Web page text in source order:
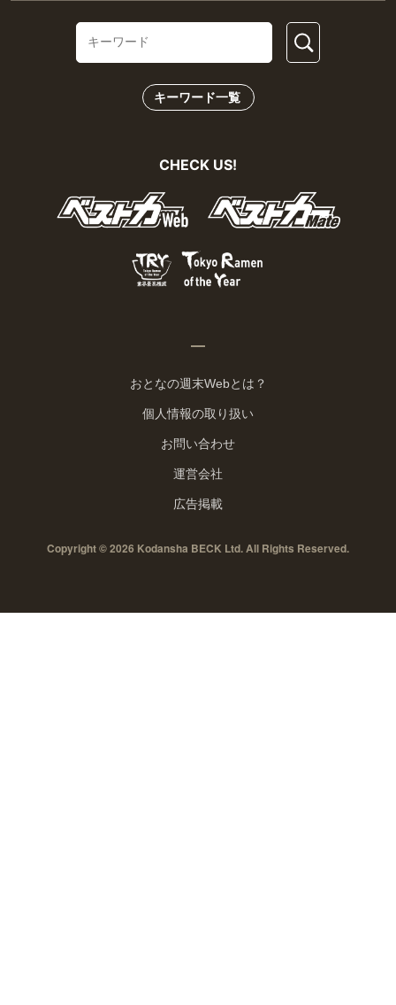
キーワード一覧
CHECK US!
おとなの週末Webとは？
個人情報の取り扱い
お問い合わせ
運営会社
広告掲載
Copyright © 2026 Kodansha BECK Ltd. All Rights Reserved.